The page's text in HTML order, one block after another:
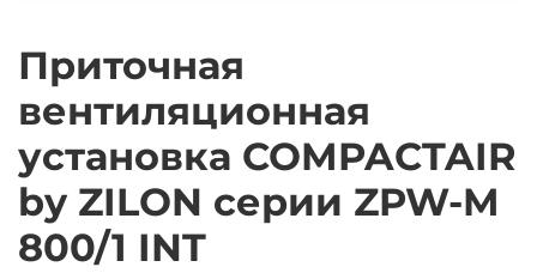
Приточная
вентиляционная
установка COMPACTAIR
by ZILON серии ZPW-M
800/1 INT